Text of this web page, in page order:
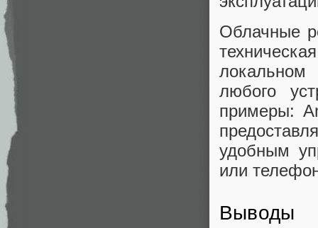
Облачные
локальном
любого
примеры:
удобным
или
Выводы